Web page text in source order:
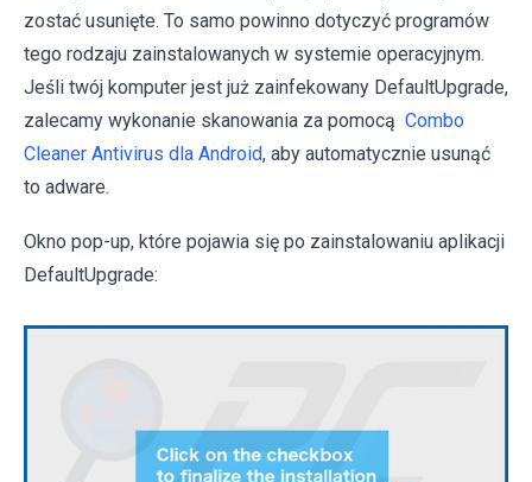
zostać usunięte. To samo powinno dotyczyć programów
tego rodzaju zainstalowanych w systemie operacyjnym.
Jeśli twój komputer jest już zainfekowany DefaultUpgrade,
zalecamy wykonanie skanowania za pomocą Combo
Cleaner Antivirus dla Android, aby automatycznie usunąć
to adware.
Okno pop-up, które pojawia się po zainstalowaniu aplikacji
DefaultUpgrade: